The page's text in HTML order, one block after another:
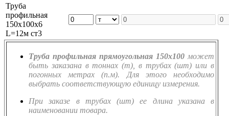
Труба
профильная
150х100х6
L=12м ст3
Труба профильная прямоугольная 150х100 может
быть заказана в тоннах (т), в трубах (шт) или в
погонных метрах (п.м). Для этого необходимо
выбрать соответствующую единицу измерения.
При заказе в трубах (шт) ее длина указана в
наименовании товара.